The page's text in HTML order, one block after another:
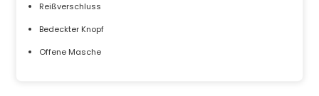
Reißverschluss
Bedeckter Knopf
Offene Masche